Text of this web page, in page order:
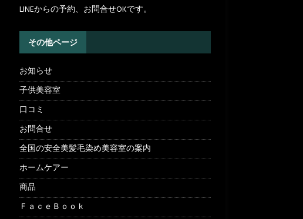
LINEからの予約、お問合せOKです。
その他ページ
お知らせ
子供美容室
口コミ
お問合せ
全国の安全美髪毛染め美容室の案内
ホームケアー
商品
ＦａｃｅＢｏｏｋ